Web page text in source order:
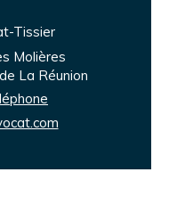
Tissier
Molières
La Réunion